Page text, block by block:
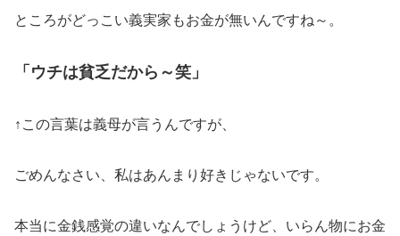
ところがどっこい義実家もお金が無いんですね～。
「ウチは貧乏だから～笑」
↑この言葉は義母が言うんですが、
ごめんなさい、私はあんまり好きじゃないです。
本当に金銭感覚の違いなんでしょうけど、いらん物にお金